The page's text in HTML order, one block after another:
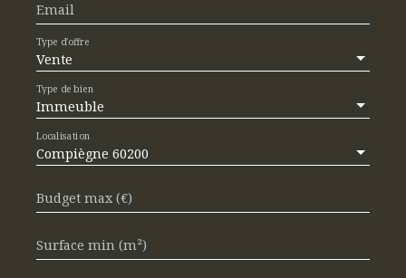
Email
Vente
Type d'offre
Immeuble
Type de bien
Compiègne 60200
Localisation
Budget max (€)
Surface min (m²)